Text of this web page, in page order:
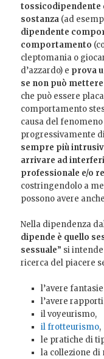
tossicodipendente
sostanza (ad
dipendente
comportamento
cleptomania o
d’azzardo) e prova
se non può
che può essere
comportamento
causa del
progressivamente
sempre più
arrivare ad
professionale e/o
costringendolo a
possono avere
Nella dipendenza
dipende è quello
sessuale” si
ricerca del piacere
l’avere
l’avere
il voyeurismo,
il frotteurismo,
le pratiche di
la collezione